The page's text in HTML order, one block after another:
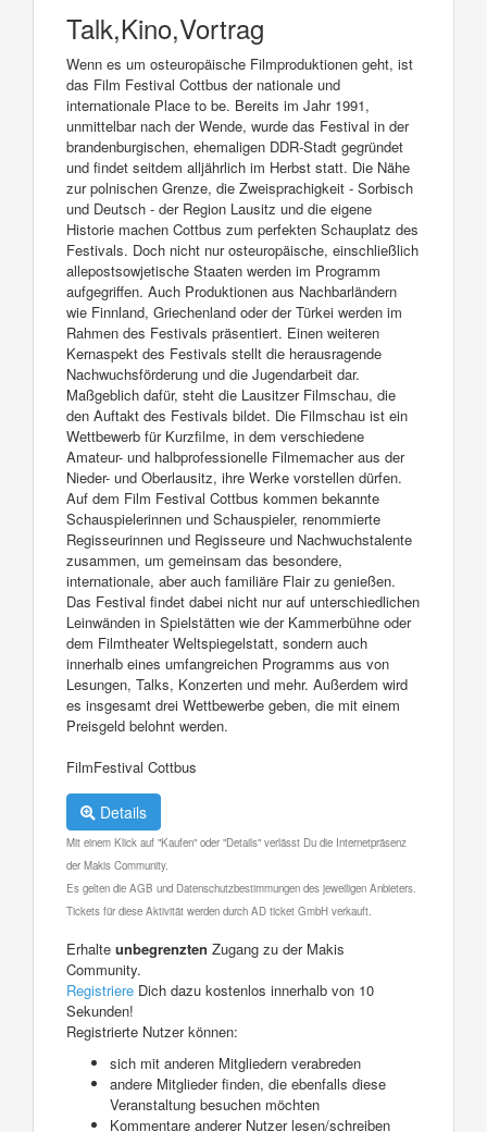
Talk,Kino,Vortrag
Wenn es um osteuropäische Filmproduktionen geht, ist
das Film Festival Cottbus der nationale und
internationale Place to be. Bereits im Jahr 1991,
unmittelbar nach der Wende, wurde das Festival in der
brandenburgischen, ehemaligen DDR-Stadt gegründet
und findet seitdem alljährlich im Herbst statt. Die Nähe
zur polnischen Grenze, die Zweisprachigkeit - Sorbisch
und Deutsch - der Region Lausitz und die eigene
Historie machen Cottbus zum perfekten Schauplatz des
Festivals. Doch nicht nur osteuropäische, einschließlich
allepostsowjetische Staaten werden im Programm
aufgegriffen. Auch Produktionen aus Nachbarländern
wie Finnland, Griechenland oder der Türkei werden im
Rahmen des Festivals präsentiert. Einen weiteren
Kernaspekt des Festivals stellt die herausragende
Nachwuchsförderung und die Jugendarbeit dar.
Maßgeblich dafür, steht die Lausitzer Filmschau, die
den Auftakt des Festivals bildet. Die Filmschau ist ein
Wettbewerb für Kurzfilme, in dem verschiedene
Amateur- und halbprofessionelle Filmemacher aus der
Nieder- und Oberlausitz, ihre Werke vorstellen dürfen.
Auf dem Film Festival Cottbus kommen bekannte
Schauspielerinnen und Schauspieler, renommierte
Regisseurinnen und Regisseure und Nachwuchstalente
zusammen, um gemeinsam das besondere,
internationale, aber auch familiäre Flair zu genießen.
Das Festival findet dabei nicht nur auf unterschiedlichen
Leinwänden in Spielstätten wie der Kammerbühne oder
dem Filmtheater Weltspiegelstatt, sondern auch
innerhalb eines umfangreichen Programms aus von
Lesungen, Talks, Konzerten und mehr. Außerdem wird
es insgesamt drei Wettbewerbe geben, die mit einem
Preisgeld belohnt werden.
FilmFestival Cottbus
Details
Mit einem Klick auf "Kaufen" oder "Details" verlässt Du die Internetpräsenz
der Makis Community.
Es gelten die AGB und Datenschutzbestimmungen des jeweiligen Anbieters.
Tickets für diese Aktivität werden durch AD ticket GmbH verkauft.
Erhalte unbegrenzten Zugang zu der Makis
Community.
Registriere Dich dazu kostenlos innerhalb von 10
Sekunden!
Registrierte Nutzer können:
sich mit anderen Mitgliedern verabreden
andere Mitglieder finden, die ebenfalls diese
Veranstaltung besuchen möchten
Kommentare anderer Nutzer lesen/schreiben